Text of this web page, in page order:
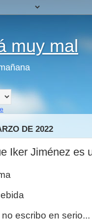
muy mal
DE 2022
Iker Jiménez es
escribo en